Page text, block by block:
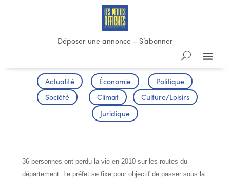
Déposer une annonce– S’abonner
Actualité Économie Politique
Société Climat Culture/Loisirs
Juridique
36 personnes ont perdu la vie en 2010 sur les routes du
département. Le préfet se fixe pour objectif de passer sous la